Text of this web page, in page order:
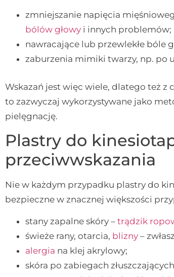
zmniejszanie napięcia
bólów głowy i innych problemów;
nawracające lub przewlekłe bóle
zaburzenia mimiki twarzy, np. po
Wskazań jest więc wiele, dlatego też z
to zazwyczaj wykorzystywane jako
pielęgnację.
Plastry do
przeciwwskazania
Nie w każdym przypadku plastry do
bezpieczne w znacznej większości
stany zapalne skóry – trądzik
świeże rany, otarcia, blizny –
alergia na klej akrylowy;
skóra po zabiegach